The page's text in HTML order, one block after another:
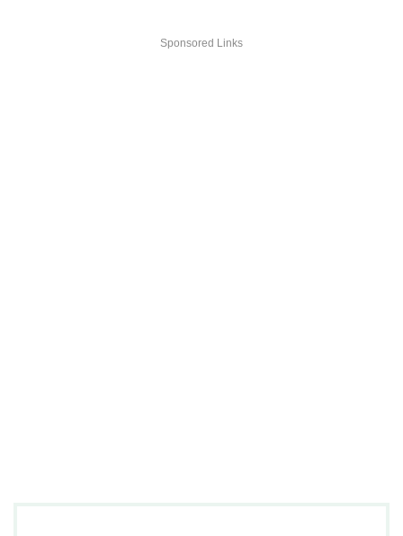
Sponsored Links